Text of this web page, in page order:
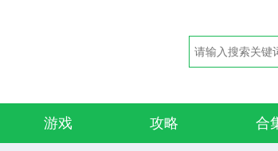
游戏 攻略 合